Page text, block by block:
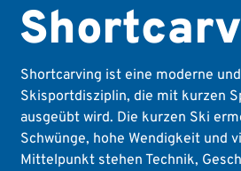
Shortcarving ist eine moderne
Skisportdisziplin, die mit kurzen
ausgeübt wird. Die kurzen Ski
Schwünge, hohe Wendigkeit und
Mittelpunkt stehen Technik,